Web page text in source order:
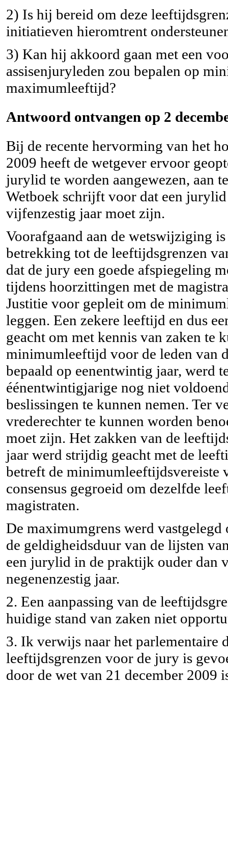
2) Is hij bereid om deze
initiatieven hieromtrent
3) Kan hij akkoord gaan met een
assisenjuryleden zou bepalen op
maximumleeftijd?
Antwoord ontvangen op 2
Bij de recente hervorming van het
2009 heeft de wetgever ervoor
jurylid te worden aangewezen, aan
Wetboek schrijft voor dat een
vijfenzestig jaar moet zijn.
Voorafgaand aan de wetswijziging
betrekking tot de leeftijdsgrenzen
dat de jury een goede afspiegeling
tijdens hoorzittingen met de
Justitie voor gepleit om de
leggen. Een zekere leeftijd en dus
geacht om met kennis van zaken te
minimumleeftijd voor de leden van
bepaald op eenentwintig jaar, werd
éénentwintigjarige nog niet
beslissingen te kunnen nemen. Ter
vrederechter te kunnen worden
moet zijn. Het zakken van de
jaar werd strijdig geacht met de
betreft de minimumleeftijdsvereiste
consensus gegroeid om dezelfde
magistraten.
De maximumgrens werd
de geldigheidsduur van de lijsten
een jurylid in de praktijk ouder dan
negenenzestig jaar.
2. Een aanpassing van de
huidige stand van zaken niet
3. Ik verwijs naar het parlementaire
leeftijdsgrenzen voor de jury is
door de wet van 21 december 2009